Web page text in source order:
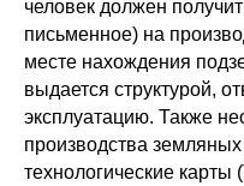
человек должен
письменное) на
месте нахождения
выдается структурой,
эксплуатацию. Также
производства
технологические карты